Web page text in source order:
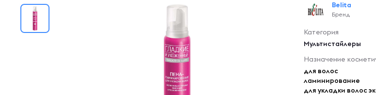
Belita
Бренд
Категория
Мультистайлеры
Назначение
для волос
ламинирование
для укладки волос